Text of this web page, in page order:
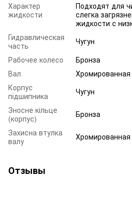
Характер
жидкости
Подходят для
слегка
жидкости с
Гидравлическая
часть
Чугун
Рабочее колесо
Бронза
Вал
Хромированная
Корпус
підшипника
Чугун
Зносне кільце
(корпус)
Бронза
Захисна втулка
валу
Хромированная
Отзывы